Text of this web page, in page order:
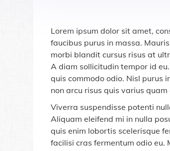
Lorem ipsum dolor sit amet,
faucibus purus in massa.
morbi blandit cursus risus at
A diam sollicitudin tempor id
quis commodo odio. Nisl purus
non arcu risus quis varius
Viverra suspendisse potenti
Aliquam eleifend mi in nulla
quis enim lobortis scelerisque
facilisi cras fermentum odio eu.